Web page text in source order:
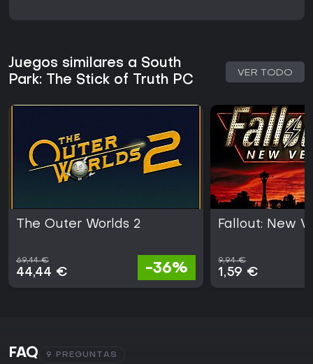
Juegos similares a South
Park: The Stick of Truth PC
VER TODO
The Outer Worlds 2
69,44 €
44,44 € -36%
Fallout: New
9,94 €
1,59 €
FAQ 9 PREGUNTAS